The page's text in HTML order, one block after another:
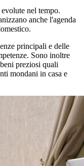
nel tempo.
anche l'agenda
principali e delle
Sono inoltre
preziosi quali
mondani in casa e